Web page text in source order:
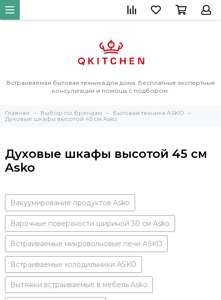
Встраиваемая бытовая техника для дома. Бесплатные экспертные
консультации и помощь с подбором.
Главная Выбор по брендам
Бытовая техника ASKO
Духовые шкафы высотой 45 см Asko
Духовые шкафы высотой 45 см
Asko
Вакуумирование продуктов Asko
Варочные поверхности шириной 30 см Asko
Встраиваемые микроволновые печи ASKO
Встраиваемые холодильники ASKO
Вытяжки встраиваемые в мебель Asko